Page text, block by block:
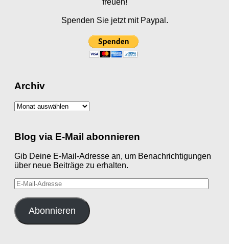
freuen!
Spenden Sie jetzt mit Paypal.
Archiv
Archiv
Blog via E-Mail abonnieren
Gib Deine E-Mail-Adresse an, um Benachrichtigungen
über neue Beiträge zu erhalten.
E-
Mail-
Adresse
Abonnieren